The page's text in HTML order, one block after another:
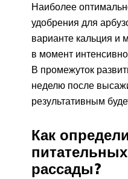
Наиболее
удобрения для
варианте кальция и
в момент
В промежуток
неделю после
результативным
Как
рассады?